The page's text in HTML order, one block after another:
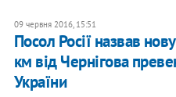
09 червня 2016, 15:51
Посол Росії назвав
км від Чернігова
України